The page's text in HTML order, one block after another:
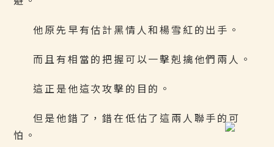
他原先早有估計黑情人和楊雪紅的出手。
而且有相當的把握可以一擊剋擒他們兩人。
這正是他這次攻擊的目的。
但是他錯了，錯在低估了這兩人聯手的可
怕。